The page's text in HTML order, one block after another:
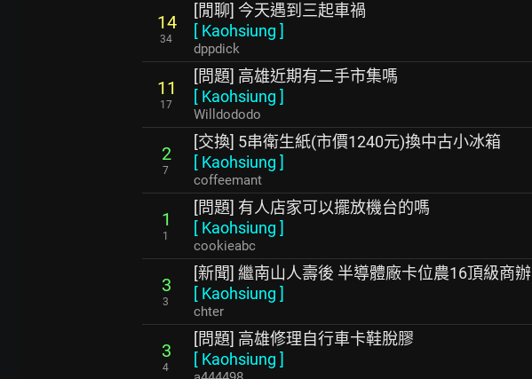
14
34
[閒聊] 今天遇到三起車禍
[ Kaohsiung ]
dppdick
11
17
[問題] 高雄近期有二手市集嗎
[ Kaohsiung ]
Willdododo
2
7
[交換] 5串衛生紙(市價1240元)換中古小冰箱
[ Kaohsiung ]
coffeemant
1
1
[問題] 有人店家可以擺放機台的嗎
[ Kaohsiung ]
cookieabc
3
3
[新聞] 繼南山人壽後 半導體廠卡位農16頂級商辦
[ Kaohsiung ]
chter
3
4
[問題] 高雄修理自行車卡鞋脫膠
[ Kaohsiung ]